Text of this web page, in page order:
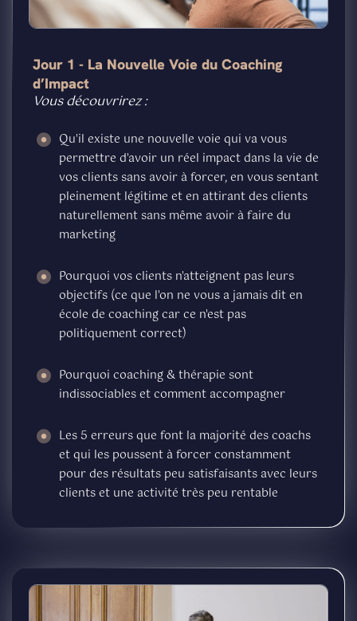
Jour 1 - La Nouvelle Voie du Coaching
d’Impact
Vous découvrirez :
Qu'il existe une nouvelle voie qui va vous
permettre d'avoir un réel impact dans la vie de
vos clients sans avoir à forcer, en vous sentant
pleinement légitime et en attirant des clients
naturellement sans même avoir à faire du
marketing
Pourquoi vos clients n'atteignent pas leurs
objectifs (ce que l'on ne vous a jamais dit en
école de coaching car ce n'est pas
politiquement correct)
Pourquoi coaching & thérapie sont
indissociables et comment accompagner
Les 5 erreurs que font la majorité des coachs
et qui les poussent à forcer constamment
pour des résultats peu satisfaisants avec leurs
clients et une activité très peu rentable